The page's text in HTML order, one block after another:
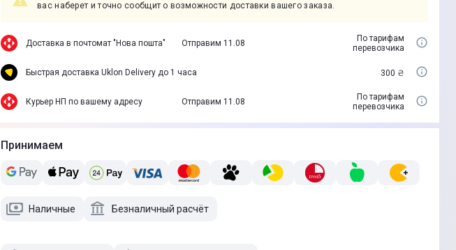
вас наберет и точно сообщит о возможности доставки вашего заказа.
Доставка в почтомат "Нова пошта" Отправим 11.08
По тарифам
перевозчика
Быстрая доставка Uklon Delivery до 1 часа 300 ₴
Курьер НП по вашему адресу Отправим 11.08
По тарифам
перевозчика
Принимаем
Наличные Безналичный расчёт